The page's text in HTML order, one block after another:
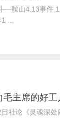
—鞍山4.13事件
...
主席的好工
日社论《灵魂深